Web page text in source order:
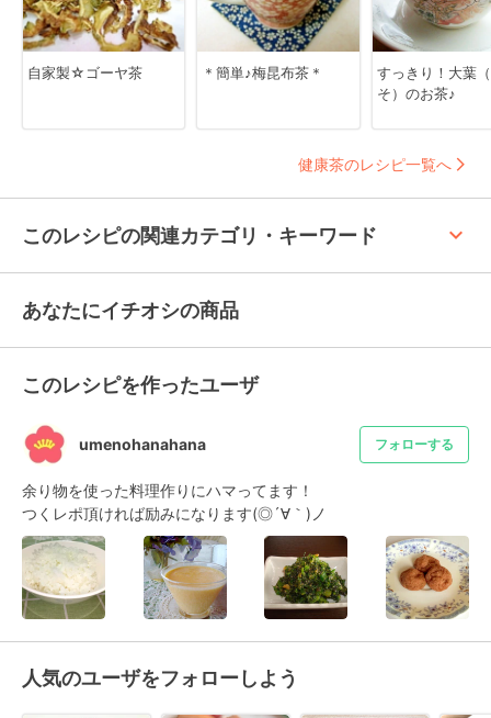
自家製☆ゴーヤ茶 ＊簡単♪梅昆布茶＊
すっきり！大葉
そ）のお茶♪
健康茶のレシピ一覧へ
このレシピの関連カテゴリ・キーワード keyboard_arrow_up
あなたにイチオシの商品
このレシピを作ったユーザ
umenohanahana フォローする
余り物を使った料理作りにハマってます！
つくレポ頂ければ励みになります(◎´∀｀)ノ
人気のユーザをフォローしよう